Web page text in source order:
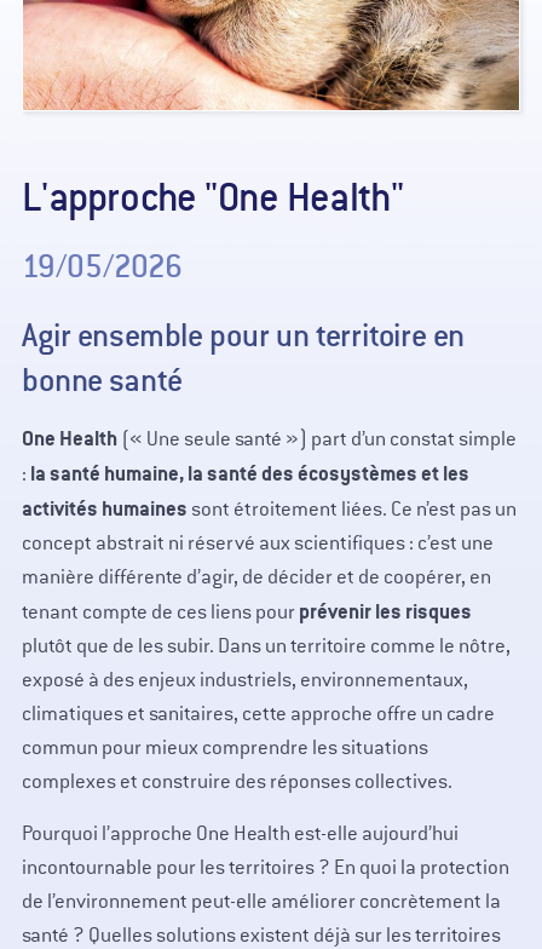
L'approche "One Health"
19/05/2026
Agir ensemble pour un territoire en
bonne santé
One Health(« Une seule santé ») part d’un constat simple
: la santé humaine, la santé des écosystèmes et les
activités humaines sont étroitement liées. Ce n’est pas un
concept abstrait ni réservé aux scientifiques : c’est une
manière différente d’agir, de décider et de coopérer, en
tenant compte de ces liens pourprévenir les risques
plutôt que de les subir. Dans un territoire comme le nôtre,
exposé à des enjeux industriels, environnementaux,
climatiques et sanitaires, cette approche offre un cadre
commun pour mieux comprendre les situations
complexes et construire des réponses collectives.
Pourquoi l’approche One Health est-elle aujourd’hui
incontournable pour les territoires ? En quoi la protection
de l’environnement peut-elle améliorer concrètement la
santé ? Quelles solutions existent déjà sur les territoires